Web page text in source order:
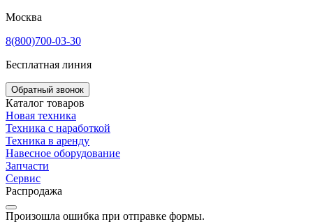
Москва
8(800)700-03-30
Бесплатная линия
Обратный звонок
Каталог товаров
Новая техника
Техника с наработкой
Техника в аренду
Навесное оборудование
Запчасти
Сервис
Распродажа
Произошла ошибка при отправке формы.